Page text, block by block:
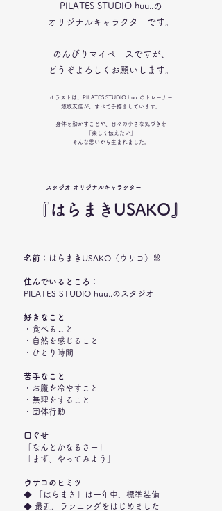
PILATES STUDIO huu..の
オリジナルキャラクターです。
のんびりマイペースですが、
どうぞよろしくお願いします。
イラストは、PILATES STUDIO huu..のトレーナー
飯坂友佳が、
すべて手描きしています。
身体を動かすことや、
日々の小さな気づきを
「楽しく伝えたい」
そんな思いから生まれました。
スタジオ ​オリジナルキャラクター
『はらまきUSAKO』
名前 ：はらまきUSAKO（ウサコ）🐰
住んでいるところ ：
PILATES STUDIO huu..のスタジオ
好きなこと
・食べること
・自然を感じること
・ひとり時間
苦手なこと
・お腹を冷やすこと
・無理をすること
・団体行動
口ぐせ
「なんとかなるさー」
「まず、やってみよう」
ウサコのヒミツ
◆ 「はらまき」は一年中、標準装備
◆ 最近、ランニングをはじめました